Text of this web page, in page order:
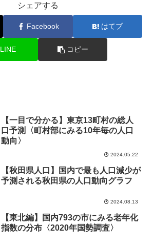
シェアする
Facebook はてブ
LINE コピー
【一目で分かる】東京13町村の総人
口予測〈町村部にみる10年毎の人口
動向〉
2024.05.22
【秋田県人口】国内で最も人口減少が
予測される秋田県の人口動向グラフ
2024.08.13
【東北編】国内793の市にみる老年化
指数の分布〈2020年国勢調査〉